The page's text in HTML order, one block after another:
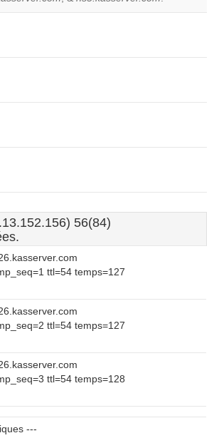
56(84)
ttl=54 temps=127
ttl=54 temps=127
ttl=54 temps=128
---